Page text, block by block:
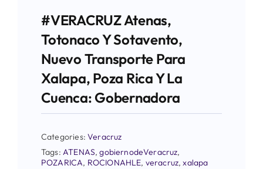
#VERACRUZ Atenas,
Totonaco Y Sotavento,
Nuevo Transporte Para
Xalapa, Poza Rica Y La
Cuenca: Gobernadora
Categories:Veracruz
Tags:ATENAS,gobiernodeVeracruz,
POZARICA, ROCIONAHLE, veracruz,xalapa